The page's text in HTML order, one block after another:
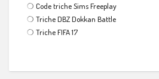
❍ Code triche Sims Freeplay
❍ Triche DBZ Dokkan Battle
❍ Triche FIFA 17